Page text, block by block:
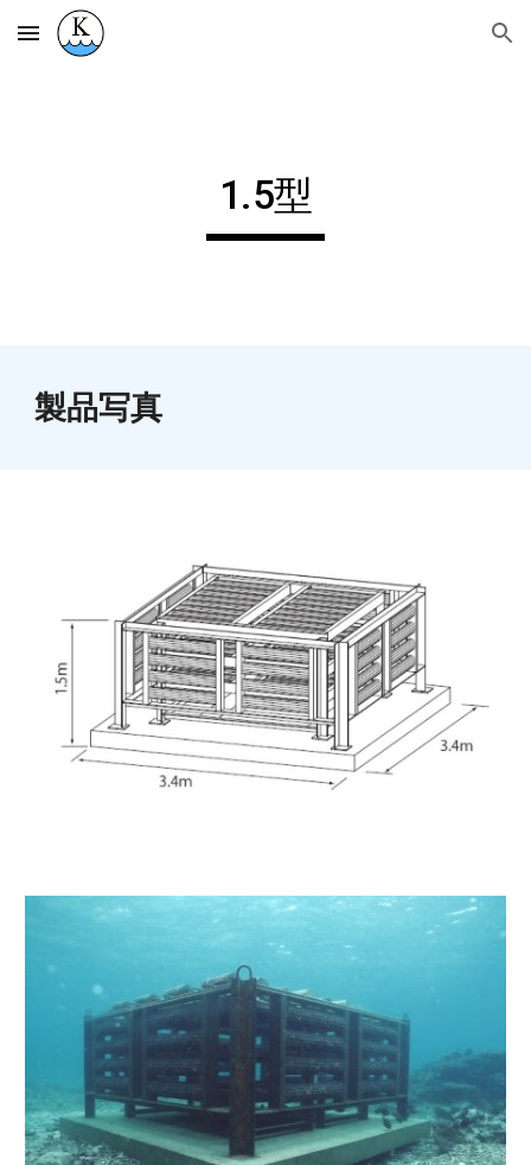
Skip to main content Skip to navigation
1.5型
製品写真